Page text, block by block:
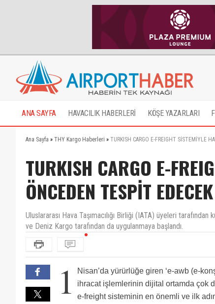
ANA SAYFA HAVACILIK HABERLERİ KÖŞE YAZARLARI
Ana Sayfa » THY Kargo Haberleri » TURKISH CARGO E-FREIGHT SİSTEMİYLE
TURKISH CARGO E-
ÖNCEDEN TESPİT EDECEK
Uluslararası Hava Taşımacılığı Birliği (IATA) üyeleri
ve Deniz Kargo tarafından da uygulanmaya başlandı.
1
Nisan’da yürürlüğe giren ‘e-awb (e-
ihracat işlemlerinin dijital ortamda çok
e-freight sisteminin en önemli ve ilk